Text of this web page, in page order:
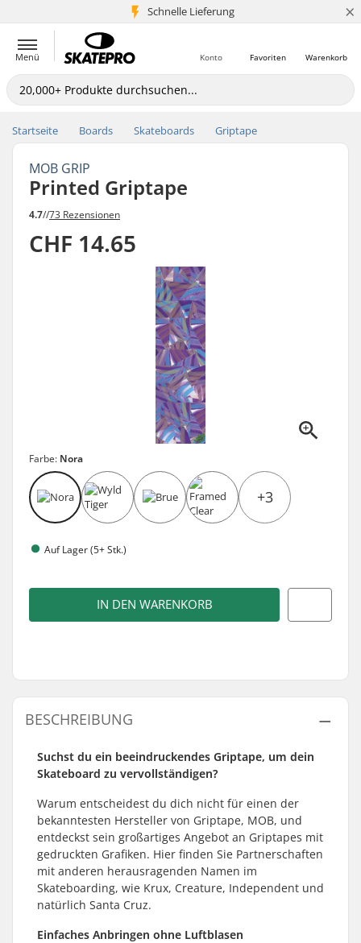
Schnelle Lieferung
5+ Mio. Kunden ×
Menü Warenkorb
Favoriten
Konto
Startseite Boards Skateboards Griptape
MOB GRIP
Printed Griptape
4.7//73 Rezensionen
CHF 14.65
Farbe: Nora
+3
Auf Lager (5+ Stk.)
IN DEN WARENKORB
BESCHREIBUNG
Suchst du ein beeindruckendes Griptape, um dein
Skateboard zu vervollständigen?
Warum entscheidest du dich nicht für einen der
bekanntesten Hersteller von Griptape, MOB, und
entdeckst sein großartiges Angebot an Griptapes mit
gedruckten Grafiken. Hier finden Sie Partnerschaften
mit anderen herausragenden Namen im
Skateboarding, wie Krux, Creature, Independent und
natürlich Santa Cruz.
Einfaches Anbringen ohne Luftblasen